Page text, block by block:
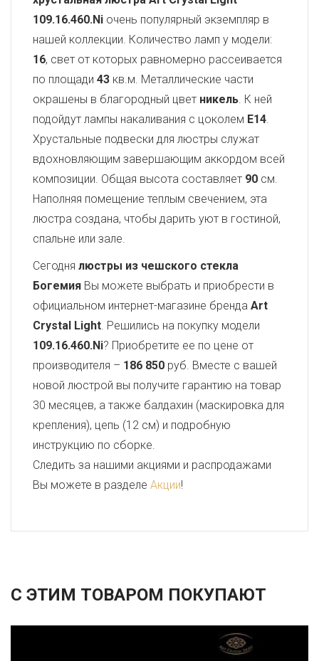
109.16.460.Ni очень популярный экземпляр в
нашей коллекции. Количество ламп у модели:
16, свет от которых равномерно рассеивается
по площади 43 кв.м. Металлические части
окрашены в благородный цвет никель. К ней
подойдут лампы накаливания с цоколем E14.
Хрустальные подвески для люстры служат
вдохновляющим завершающим аккордом всей
композиции. Общая высота составляет 90 см.
Наполняя помещение теплым свечением, эта
люстра создана, чтобы дарить уют в гостиной,
спальне или зале.
Сегодня люстры из чешского стекла
Богемия Вы можете выбрать и приобрести в
официальном интернет-магазине бренда Art
Crystal Light. Решились на покупку модели
109.16.460.Ni? Приобретите ее по цене от
производителя – 186 850 руб. Вместе с вашей
новой люстрой вы получите гарантию на товар
30 месяцев, а также балдахин (маскировка для
крепления), цепь (12 см) и подробную
инструкцию по сборке.
Следить за нашими акциями и распродажами
Вы можете в разделе Акции!
С ЭТИМ ТОВАРОМ ПОКУПАЮТ